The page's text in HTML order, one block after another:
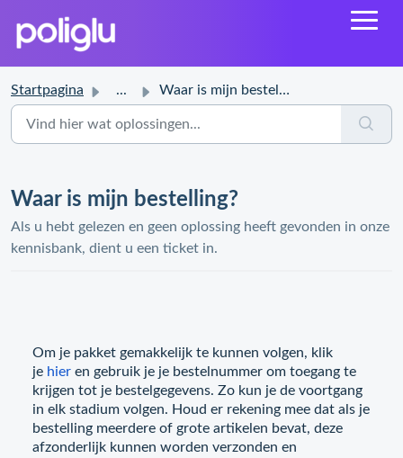
Startpagina ... Waar is mijn bestelling?
Waar is mijn bestelling?
Als u hebt gelezen en geen oplossing heeft gevonden in onze
kennisbank, dient u een ticket in.
Om je pakket gemakkelijk te kunnen volgen, klik
je hier en gebruik je je bestelnummer om toegang te
krijgen tot je bestelgegevens. Zo kun je de voortgang
in elk stadium volgen. Houd er rekening mee dat als je
bestelling meerdere of grote artikelen bevat, deze
afzonderlijk kunnen worden verzonden en